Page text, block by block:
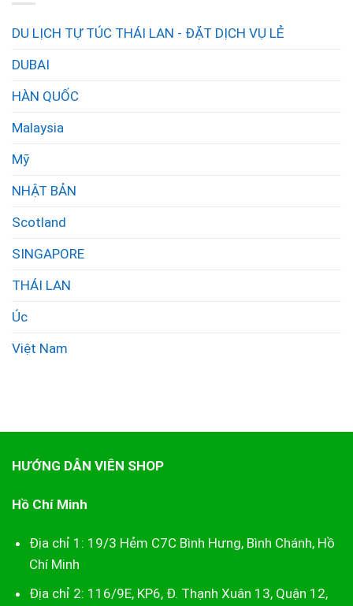
DU LỊCH TỰ TÚC THÁI LAN - ĐẶT DỊCH VỤ LẺ
DUBAI
HÀN QUỐC
Malaysia
Mỹ
NHẬT BẢN
Scotland
SINGAPORE
THÁI LAN
Úc
Việt Nam
HƯỚNG DẪN VIÊN SHOP
Hồ Chí Minh
Địa chỉ 1: 19/3 Hẻm C7C Bình Hưng, Bình Chánh, Hồ
Chí Minh
Địa chỉ 2: 116/9E, KP6, Đ. Thạnh Xuân 13, Quận 12,